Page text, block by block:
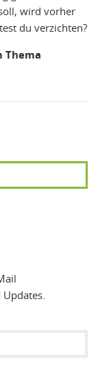
wird vorher
du verzichten?
Thema